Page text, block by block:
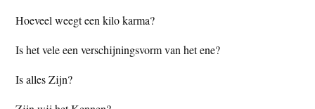
Hoeveel weegt een kilo karma?
Is het vele een verschijningsvorm van het ene?
Is alles Zijn?